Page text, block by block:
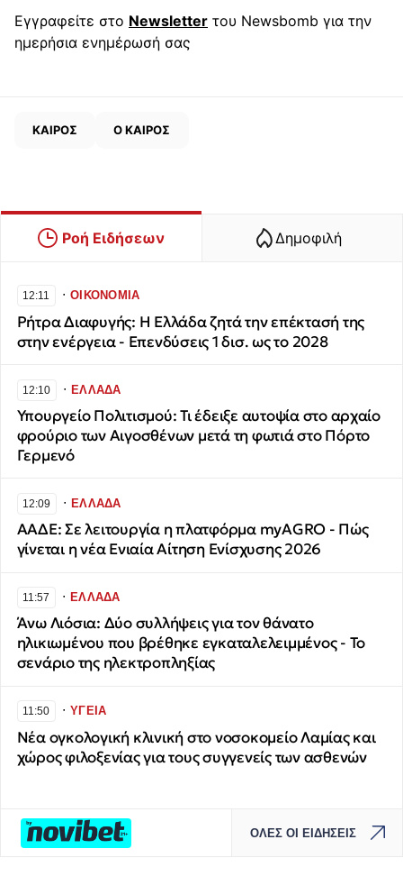
Εγγραφείτε στο Newsletter του Newsbomb για την
ημερήσια ενημέρωσή σας
ΚΑΙΡΟΣ Ο ΚΑΙΡΟΣ
Ροή Ειδήσεων Δημοφιλή
12:11 ∙ΟΙΚΟΝΟΜΙΑ
Ρήτρα Διαφυγής: Η Ελλάδα ζητά την επέκτασή της
στην ενέργεια - Επενδύσεις 1 δισ. ως το 2028
12:10 ∙ΕΛΛΑΔΑ
Υπουργείο Πολιτισμού: Τι έδειξε αυτοψία στο αρχαίο
φρούριο των Αιγοσθένων μετά τη φωτιά στο Πόρτο
Γερμενό
12:09 ∙ΕΛΛΑΔΑ
ΑΑΔΕ: Σε λειτουργία η πλατφόρμα myAGRO - Πώς
γίνεται η νέα Ενιαία Αίτηση Ενίσχυσης 2026
11:57 ∙ΕΛΛΑΔΑ
Άνω Λιόσια: Δύο συλλήψεις για τον θάνατο
ηλικιωμένου που βρέθηκε εγκαταλελειμμένος - Το
σενάριο της ηλεκτροπληξίας
11:50 ∙ΥΓΕΙΑ
Νέα ογκολογική κλινική στο νοσοκομείο Λαμίας και
χώρος φιλοξενίας για τους συγγενείς των ασθενών
ΟΛΕΣ ΟΙ ΕΙΔΗΣΕΙΣ